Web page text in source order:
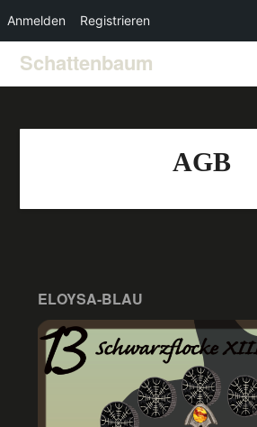
Schattenbaum
AGB
ELOYSA-BLAU
Anmelden Registrieren